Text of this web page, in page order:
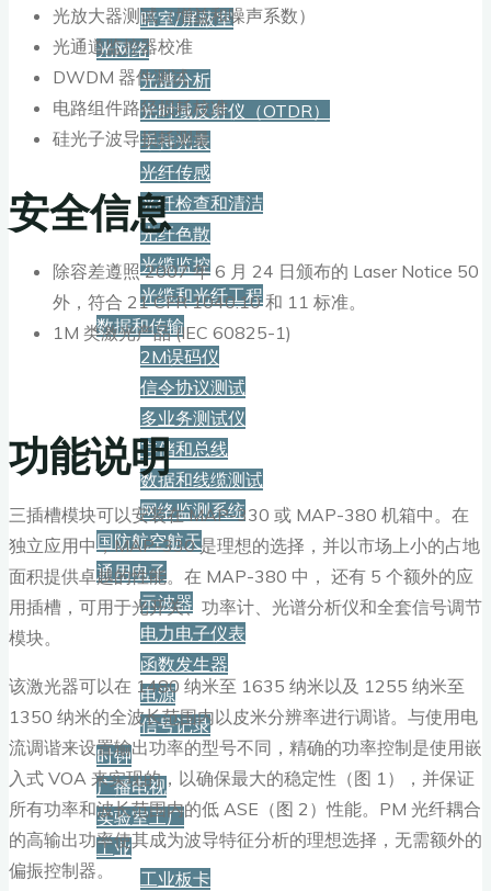
暗室/屏蔽室
光网络
光谱分析
光时域反射仪（OTDR）
手持光表
光纤传感
光纤检查和清洁
光纤色散
光缆监控
光缆和光纤工程
数据和传输
2M误码仪
信令协议测试
多业务测试仪
存储和总线
数据和线缆测试
网络监测系统
国防航空航天
通用电子
示波器
电力电子仪表
函数发生器
电源
信号记录
时钟
广播电视
实验室工厂
工业
工业板卡
光放大器测试（增益和噪声系数）
光通道监控器校准
DWDM 器件测试
电路组件路径损耗校准
硅光子波导损耗测量
安全信息
除容差遵照 2007 年 6 月 24 日颁布的 Laser Notice 50
外，符合 21 CFR 1040.10 和 11 标准。
1M 类激光产品 (IEC 60825-1)
功能说明
三插槽模块可以安装在 MAP-330 或 MAP-380 机箱中。在
独立应用中，MAP-330 是理想的选择，并以市场上小的占地
面积提供卓越的性能。在 MAP-380 中， 还有 5 个额外的应
用插槽，可用于光开关、功率计、光谱分析仪和全套信号调节
模块。
该激光器可以在 1480 纳米至 1635 纳米以及 1255 纳米至
1350 纳米的全波长范围内以皮米分辨率进行调谐。与使用电
流调谐来设置输出功率的型号不同，精确的功率控制是使用嵌
入式 VOA 来实现的，以确保最大的稳定性（图 1），并保证
所有功率和波长范围内的低 ASE（图 2）性能。PM 光纤耦合
的高输出功率使其成为波导特征分析的理想选择，无需额外的
偏振控制器。